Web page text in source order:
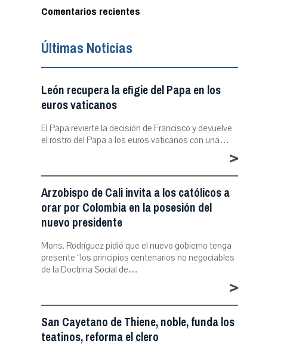
Comentarios recientes
Últimas Noticias
León recupera la efigie del Papa en los
euros vaticanos
El Papa revierte la decisión de Francisco y devuelve
el rostro del Papa a los euros vaticanos con una…
>
Arzobispo de Cali invita a los católicos a
orar por Colombia en la posesión del
nuevo presidente
Mons. Rodríguez pidió que el nuevo gobierno tenga
presente “los principios centenarios no negociables
de la Doctrina Social de…
>
San Cayetano de Thiene, noble, funda los
teatinos, reforma el clero